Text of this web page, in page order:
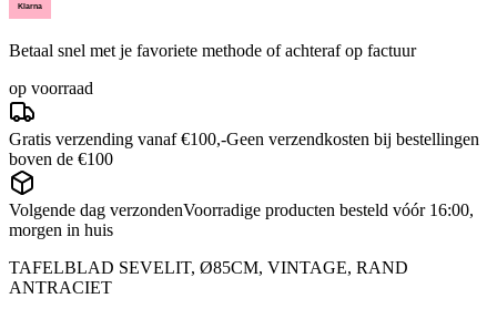
Klarna
Betaal snel met je favoriete methode of achteraf op factuur
op voorraad
Gratis verzending vanaf €100,-Geen verzendkosten bij bestellingen
boven de €100
Volgende dag verzondenVoorradige producten besteld vóór 16:00,
morgen in huis
TAFELBLAD SEVELIT, Ø85CM, VINTAGE, RAND
ANTRACIET